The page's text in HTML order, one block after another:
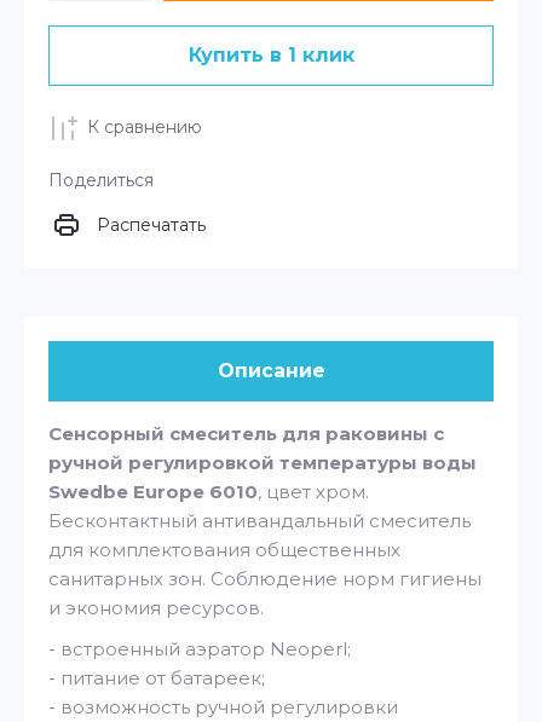
Купить в 1 клик
К сравнению
Поделиться
Распечатать
Описание
Сенсорный смеситель для раковины с
ручной регулировкой температуры воды
Swedbe Europe 6010, цвет хром.
Бесконтактный антивандальный смеситель
для комплектования общественных
санитарных зон. Соблюдение норм гигиены
и экономия ресурсов.
- встроенный аэратор Neoperl;
- питание от батареек;
- возможность ручной регулировки